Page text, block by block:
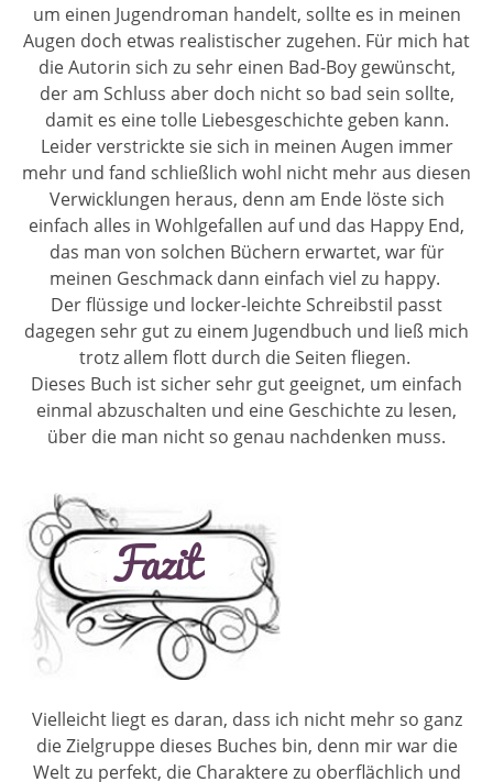
um einen Jugendroman handelt, sollte es in meinen
Augen doch etwas realistischer zugehen. Für mich hat
die Autorin sich zu sehr einen Bad-Boy gewünscht,
der am Schluss aber doch nicht so bad sein sollte,
damit es eine tolle Liebesgeschichte geben kann.
Leider verstrickte sie sich in meinen Augen immer
mehr und fand schließlich wohl nicht mehr aus diesen
Verwicklungen heraus, denn am Ende löste sich
einfach alles in Wohlgefallen auf und das Happy End,
das man von solchen Büchern erwartet, war für
meinen Geschmack dann einfach viel zu happy.
Der flüssige und locker-leichte Schreibstil passt
dagegen sehr gut zu einem Jugendbuch und ließ mich
trotz allem flott durch die Seiten fliegen.
Dieses Buch ist sicher sehr gut geeignet, um einfach
einmal abzuschalten und eine Geschichte zu lesen,
über die man nicht so genau nachdenken muss.
Vielleicht liegt es daran, dass ich nicht mehr so ganz
die Zielgruppe dieses Buches bin, denn mir war die
Welt zu perfekt, die Charaktere zu oberflächlich und